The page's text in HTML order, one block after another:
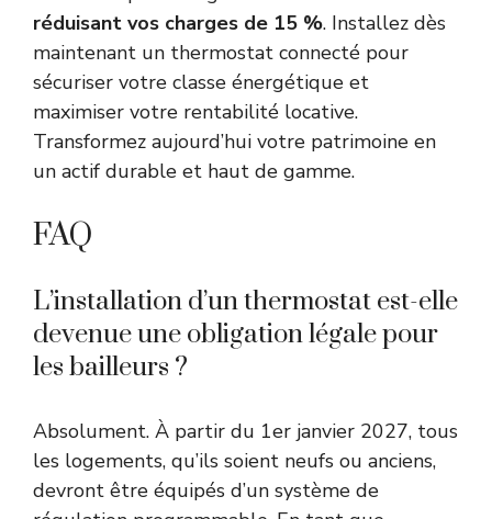
réduisant vos charges de 15 %. Installez dès
maintenant un thermostat connecté pour
sécuriser votre classe énergétique et
maximiser votre rentabilité locative.
Transformez aujourd’hui votre patrimoine en
un actif durable et haut de gamme.
FAQ
L’installation d’un thermostat est-elle
devenue une obligation légale pour
les bailleurs ?
Absolument. À partir du 1er janvier 2027, tous
les logements, qu’ils soient neufs ou anciens,
devront être équipés d’un système de